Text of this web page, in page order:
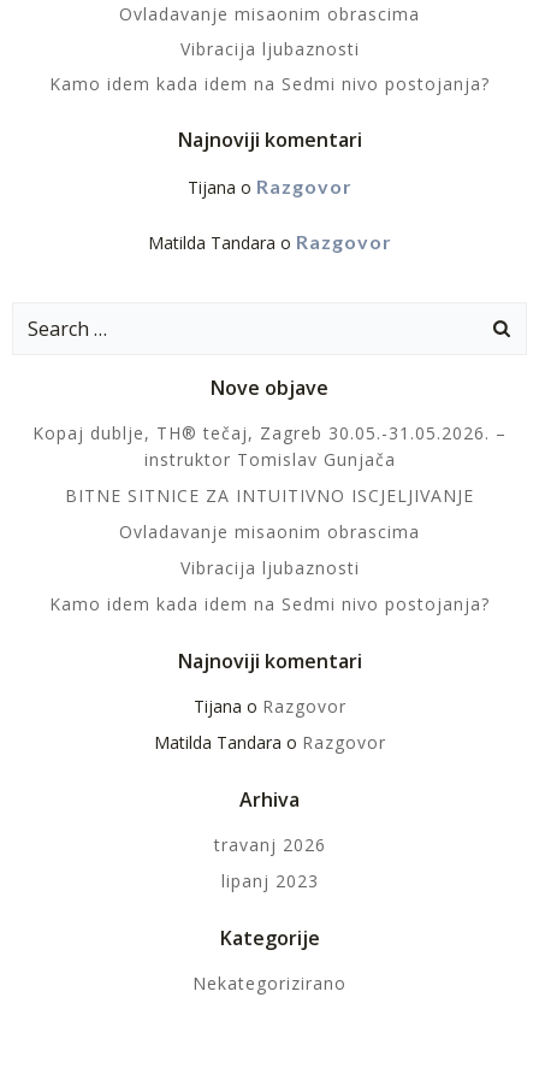
Ovladavanje misaonim obrascima
Vibracija ljubaznosti
Kamo idem kada idem na Sedmi nivo postojanja?
Najnoviji komentari
Tijana o Razgovor
Matilda Tandara o Razgovor
Search
Nove objave
Kopaj dublje, TH® tečaj, Zagreb 30.05.-31.05.2026. –
instruktor Tomislav Gunjača
BITNE SITNICE ZA INTUITIVNO ISCJELJIVANJE
Ovladavanje misaonim obrascima
Vibracija ljubaznosti
Kamo idem kada idem na Sedmi nivo postojanja?
Najnoviji komentari
Tijana o Razgovor
Matilda Tandara o Razgovor
Arhiva
travanj 2026
lipanj 2023
Kategorije
Nekategorizirano